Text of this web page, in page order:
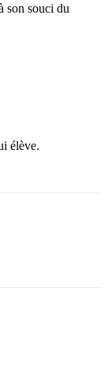
son souci du
élève.